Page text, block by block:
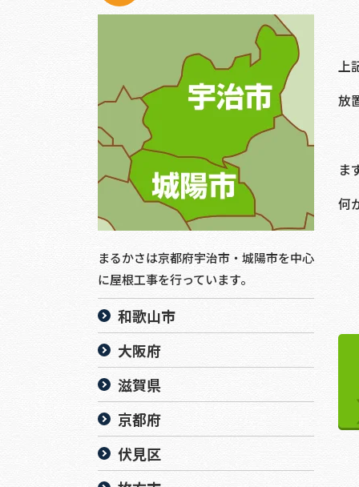
上
放
ま
何
まるかさは京都府宇治市・城陽市を中心
に屋根工事を行っています。
和歌山市
大阪府
滋賀県
京都府
伏見区